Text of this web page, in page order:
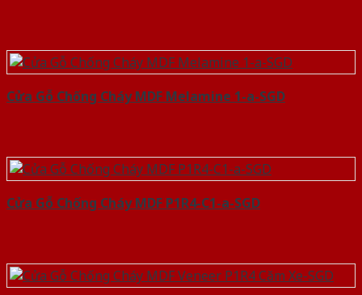
Cửa Gỗ Chống Cháy MDF Melamine 1-a-SGD
Cửa Gỗ Chống Cháy MDF P1R4-C1-a-SGD